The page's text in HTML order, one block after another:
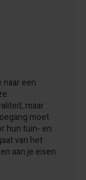
naar een
maar
moet
hun tuin- en
van het
aan je eisen